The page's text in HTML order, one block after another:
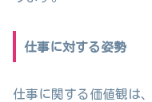
仕事に対する姿勢
仕事に関する価値観は